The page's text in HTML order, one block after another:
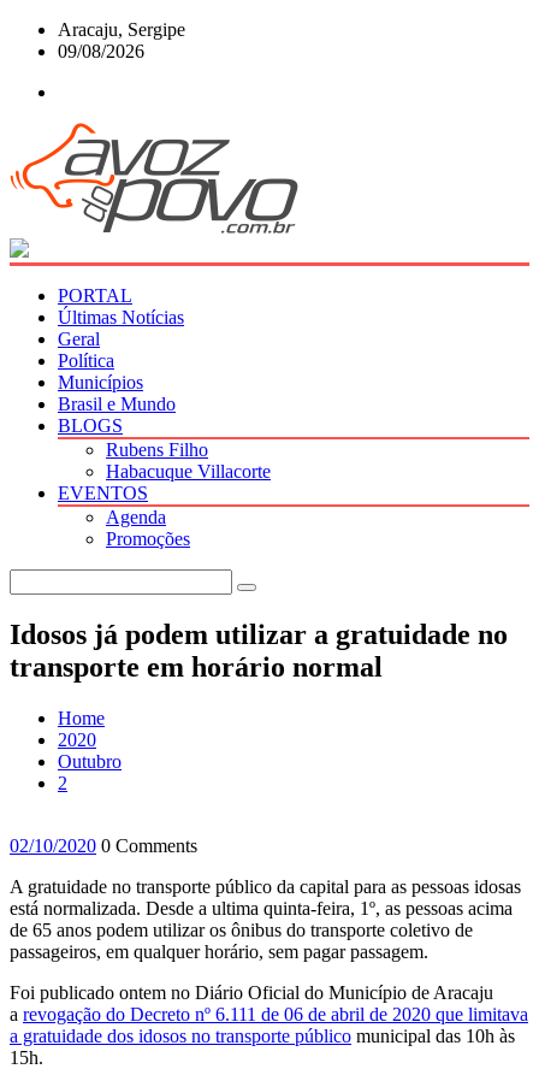
Skip
Aracaju, Sergipe
09/08/2026
PORTAL
Últimas Notícias
Geral
Política
Municípios
Brasil e Mundo
BLOGS
Rubens Filho
Habacuque Villacorte
EVENTOS
Agenda
Promoções
Idosos já podem utilizar a gratuidade no
transporte em horário normal
Home
2020
Outubro
2
02/10/2020 0 Comments
A gratuidade no transporte público da capital para as pessoas idosas
está normalizada. Desde a ultima quinta-feira, 1º, as pessoas acima
de 65 anos podem utilizar os ônibus do transporte coletivo de
passageiros, em qualquer horário, sem pagar passagem.
Foi publicado ontem no Diário Oficial do Município de Aracaju
a revogação do Decreto nº 6.111 de 06 de abril de 2020 que limitava
a gratuidade dos idosos no transporte público municipal das 10h às
15h.